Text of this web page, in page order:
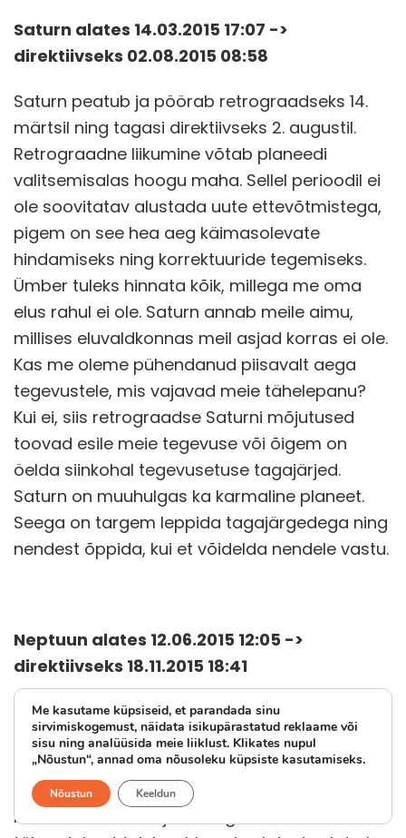
Saturn alates 14.03.2015 17:07 ->
direktiivseks 02.08.2015 08:58
Saturn peatub ja pöörab retrograadseks 14.
märtsil ning tagasi direktiivseks 2. augustil.
Retrograadne liikumine võtab planeedi
valitsemisalas hoogu maha. Sellel perioodil ei
ole soovitatav alustada uute ettevõtmistega,
pigem on see hea aeg käimasolevate
hindamiseks ning korrektuuride tegemiseks.
Ümber tuleks hinnata kõik, millega me oma
elus rahul ei ole. Saturn annab meile aimu,
millises eluvaldkonnas meil asjad korras ei ole.
Kas me oleme pühendanud piisavalt aega
tegevustele, mis vajavad meie tähelepanu?
Kui ei, siis retrograadse Saturni mõjutused
toovad esile meie tegevuse või õigem on
öelda siinkohal tegevusetuse tagajärjed.
Saturn on muuhulgas ka karmaline planeet.
Seega on targem leppida tagajärgedega ning
nendest õppida, kui et võidelda nendele vastu.
Neptuun alates 12.06.2015 12:05 ->
direktiivseks 18.11.2015 18:41
Neptuun alustab seekordset retrograadset
liikumist 9° 49′ Kalades. Neptuuni retrograadne
periood kestab veidi üle poole aasta,
pöörates direktiivseks 16. novembril. Nüüd
muutuvad meie tajud veelgi teravamaks. See
Me kasutame küpsiseid, et parandada sinu
sirvimiskogemust, näidata isikupärastatud reklaame või
sisu ning analüüsida meie liiklust. Klikates nupul
„Nõustun“, annad oma nõusoleku küpsiste kasutamiseks.
Nõustun Keeldun